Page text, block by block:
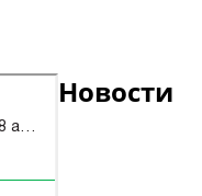
Новости